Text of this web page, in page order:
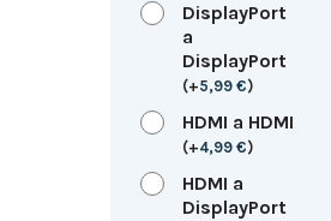
DisplayPort
a
DisplayPort
(+5,99 €)
HDMI a HDMI
(+4,99 €)
HDMI a
DisplayPort